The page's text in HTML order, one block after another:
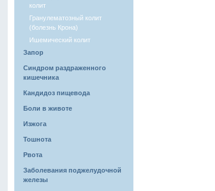
колит
Гранулематозный колит
(болезнь Крона)
Ишемический колит
Запор
Синдром раздраженного
кишечника
Кандидоз пищевода
Боли в животе
Изжога
Тошнота
Рвота
Заболевания поджелудочной
железы